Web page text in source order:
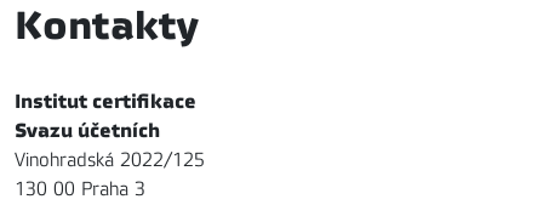
Kontakty
Institut certifikace
Svazu účetních
Vinohradská 2022/125
130 00 Praha 3